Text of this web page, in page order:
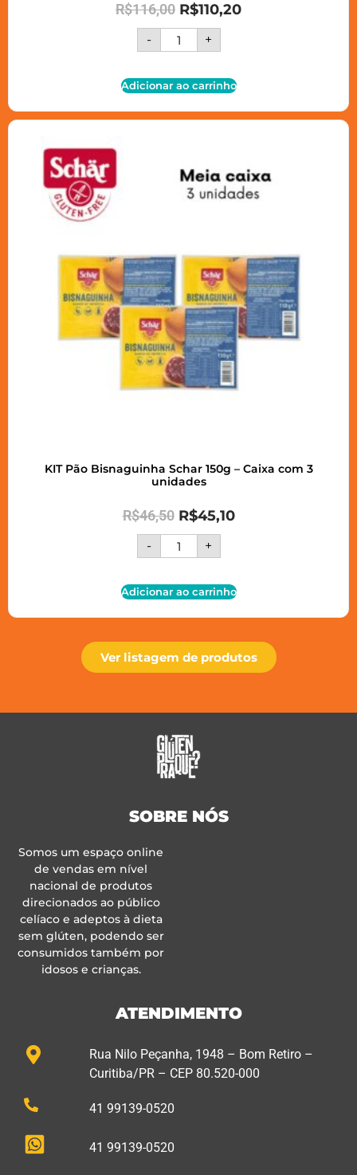
R$116,00 R$110,20
- +
Adicionar ao carrinho
KIT Pão Bisnaguinha Schar 150g – Caixa com 3
unidades
R$46,50 R$45,10
- +
Adicionar ao carrinho
Ver listagem de produtos
SOBRE NÓS
Somos um espaço online
de vendas em nível
nacional de produtos
direcionados ao público
celíaco e adeptos à dieta
sem glúten, podendo ser
consumidos também por
idosos e crianças.
ATENDIMENTO
Rua Nilo Peçanha, 1948 – Bom Retiro –
Curitiba/PR – CEP 80.520-000
41 99139-0520
41 99139-0520